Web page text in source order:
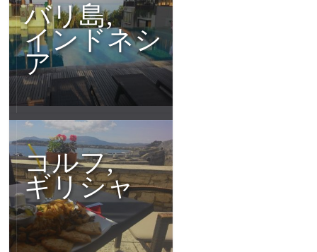
バリ島,
インドネシ
ア
コルフ,
ギリシャ